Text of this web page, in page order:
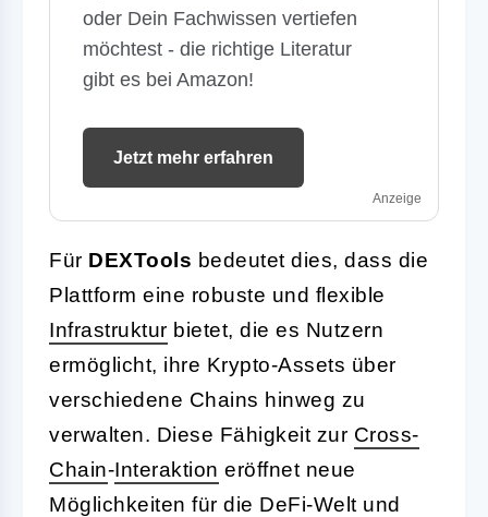
oder Dein Fachwissen vertiefen
möchtest - die richtige Literatur
gibt es bei Amazon!
Jetzt mehr erfahren
Anzeige
Für DEXTools bedeutet dies, dass die
Plattform eine robuste und flexible
Infrastruktur bietet, die es Nutzern
ermöglicht, ihre Krypto-Assets über
verschiedene Chains hinweg zu
verwalten. Diese Fähigkeit zur Cross-
Chain-Interaktion eröffnet neue
Möglichkeiten für die DeFi-Welt und